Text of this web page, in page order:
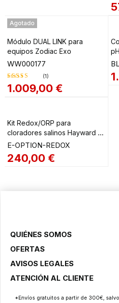
Agotado
Módulo DUAL LINK para
equipos Zodiac Exo
WW000177
Valorado
(1)
1.009,00 €
10
Kit Redox/ORP para
cloradores salinos Hayward y
Sugar Valley
E-OPTION-REDOX
240,00 €
QUIÉNES SOMOS
OFERTAS
AVISOS LEGALES
ATENCIÓN AL CLIENTE
*Envíos gratuitos a partir de 300€,